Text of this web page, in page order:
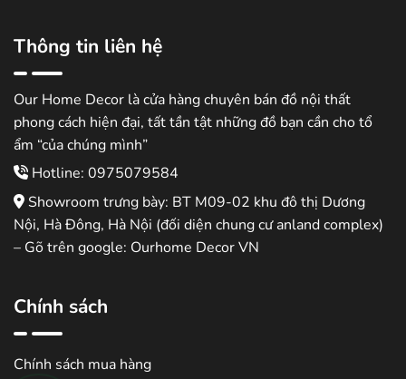
Thông tin liên hệ
Our Home Decor là cửa hàng chuyên bán đồ nội thất
phong cách hiện đại, tất tần tật những đồ bạn cần cho tổ
ẩm “của chúng mình”
Hotline: 0975079584
Showroom trưng bày: BT M09-02 khu đô thị Dương
Nội, Hà Đông, Hà Nội (đối diện chung cư anland complex)
– Gõ trên google: Ourhome Decor VN
Chính sách
Chính sách mua hàng